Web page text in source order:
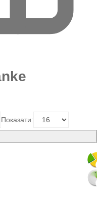
Показати: